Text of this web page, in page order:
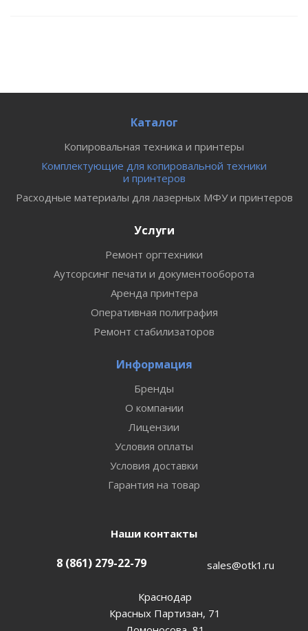
Каталог
Копировальная техника и принтеры
Комплектующие для копировальной техники
и принтеров
Расходные материалы для лазерных МФУ и принтеров
Услуги
Ремонт оргтехники
Аутсорсинг печати и документооборота
Аренда принтера
Оперативная полиграфия
Ремонт стабилизаторов
Информация
Бренды
О компании
Лицензии
Условия оплаты
Условия доставки
Гарантия на товар
Наши контакты
8 (861) 279-22-79 sales@otk1.ru
Краснодар
Красных Партизан, 71